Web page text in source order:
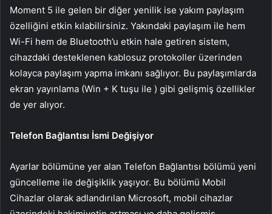
Moment 5 ile gelen bir diğer yenilik ise yakım paylaşım
özelliğini etkin kılabilirsiniz. Yakındaki paylaşım ile hem
Wi-Fi hem de Bluetooth’u etkin hale getiren sistem,
cihazdaki desteklenen kablosuz protokoller üzerinden
kolayca paylaşım yapma imkanı sağlıyor. Bu paylaşımlarda
ekran yayınlama (Win + K tuşu ile ) gibi gelişmiş özellikler
de yer alıyor.
Telefon Bağlantısı İsmi Değişiyor
Ayarlar bölümüne yer alan Telefon Bağlantısı bölümü yeni
güncelleme ile değişiklik yaşıyor. Bu bölümü Mobil
Cihazlar olarak adlandırılan Microsoft, mobil cihazlar